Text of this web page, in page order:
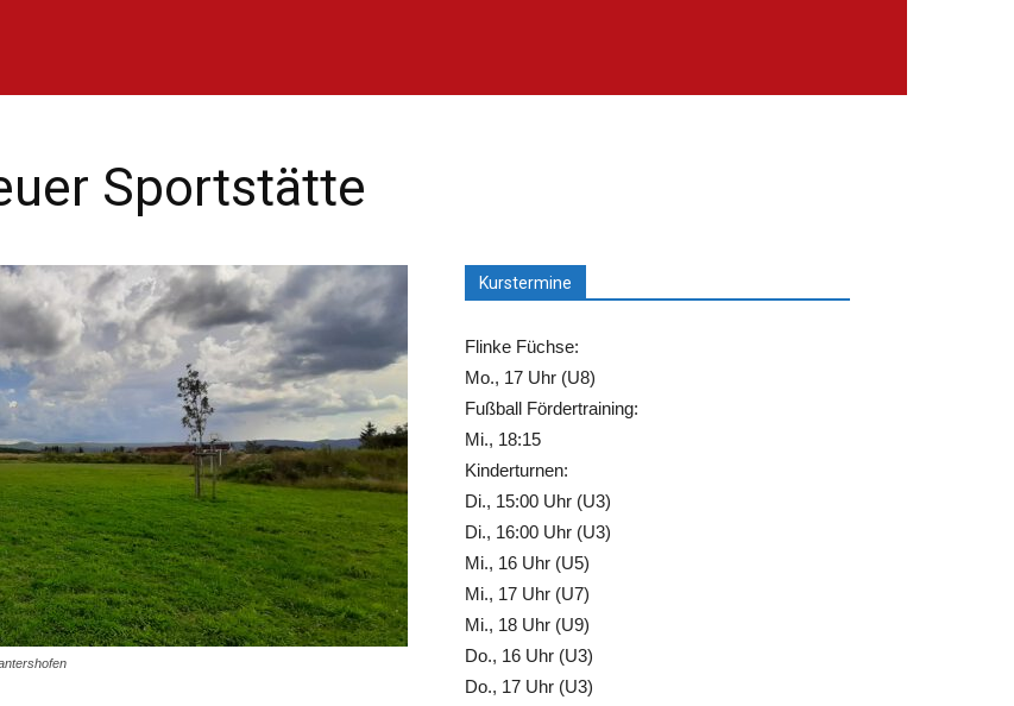
Sportstätte
Kurstermine
Flinke Füchse:
Mo., 17 Uhr (U8)
Fußball Fördertraining:
Mi., 18:15
Kinderturnen:
Di., 15:00 Uhr (U3)
Di., 16:00 Uhr (U3)
Mi., 16 Uhr (U5)
Mi., 17 Uhr (U7)
Mi., 18 Uhr (U9)
Do., 16 Uhr (U3)
Do., 17 Uhr (U3)